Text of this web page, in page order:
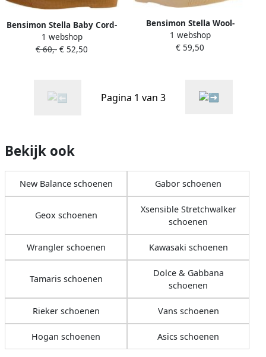
Bensimon Stella Baby Cord-
tennisschoenen met veters
1 webshop
€ 60,- € 52,50
Bensimon Stella Wool-
tennisschoenen met veters
1 webshop
€ 59,50
Pagina 1 van 3
Bekijk ook
New Balance schoenen Gabor schoenen
Geox schoenen
Xsensible Stretchwalker
schoenen
Wrangler schoenen Kawasaki schoenen
Tamaris schoenen
Dolce & Gabbana
schoenen
Rieker schoenen Vans schoenen
Hogan schoenen Asics schoenen